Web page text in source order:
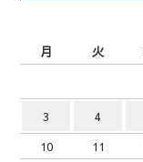
月 火
3
4
10
11